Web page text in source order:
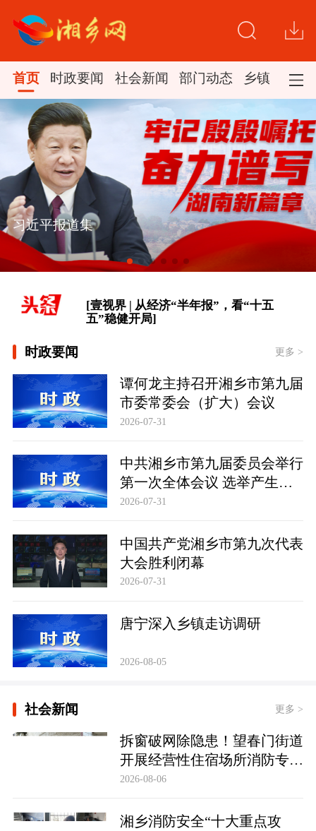
首页 时政要闻 社会新闻 部门动态 乡镇新闻
习近平报道集[微视频｜奋进开新局 实干挑大梁]
总书记的人民情怀｜“扎扎实实建设现
代化产业体系”
[壹视界 | 从经济“半年报”，看“十五
五”稳健开局]
总书记的人民情怀｜“扎扎实实建设现
代化产业体系”
时政要闻 更多 >
谭何龙主持召开湘乡市第九届
市委常委会（扩大）会议
2026-07-31
中共湘乡市第九届委员会举行
第一次全体会议 选举产生新
一届市委常委班子
2026-07-31
中国共产党湘乡市第九次代表
大会胜利闭幕
2026-07-31
唐宁深入乡镇走访调研
2026-08-05
社会新闻 更多 >
拆窗破网除隐患！望春门街道
开展经营性住宿场所消防专项
整治
2026-08-06
湘乡消防安全“十大重点攻